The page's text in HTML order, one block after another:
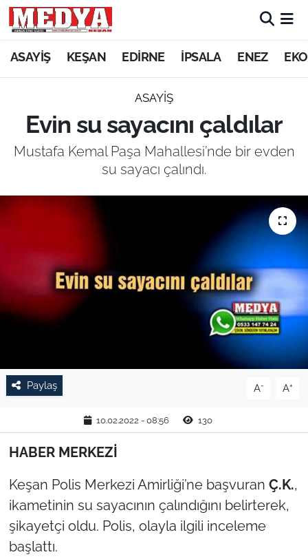
ASAYİŞ KEŞAN EDİRNE İPSALA ENEZ
ASAYİŞ
Evin su sayacını çaldılar
Mustafa Kemal Paşa Mahallesi’nde bir evden
su sayacı çalındı.
Paylaş A- A+
10.02.2022 - 08:56 130
HABER MERKEZİ
Keşan Polis Merkezi Amirliği’ne başvuran Ç.K.,
ikametinin su sayacının çalındığını belirterek,
şikayetçi oldu. Polis, olayla ilgili inceleme
başlattı.
KEŞAN
ASAYİŞ
SİYASET
GÜNDEM
SAĞLIK
EĞİTİM
KÜLTÜR SANAT
EDİRNE
TEKİRDAĞ